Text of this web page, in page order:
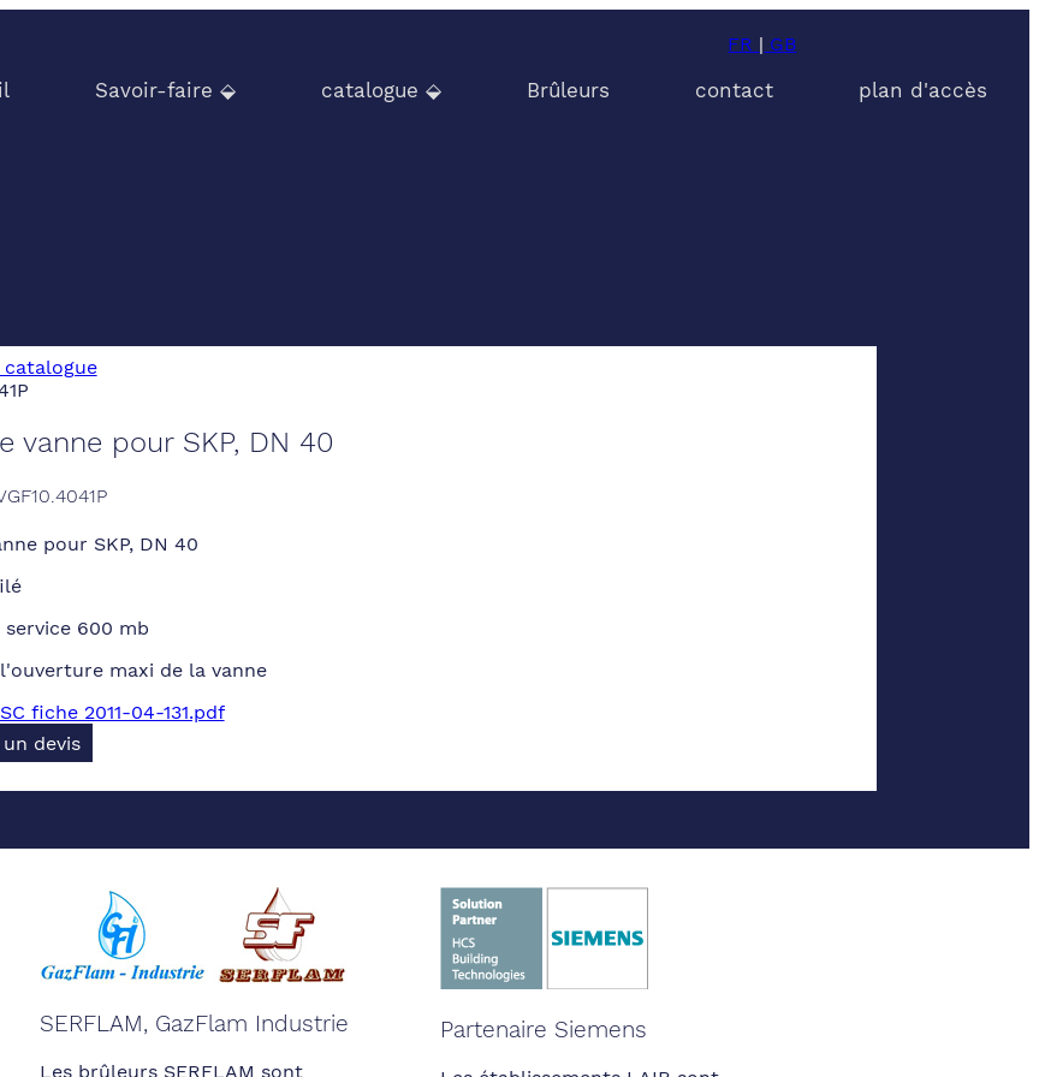
FR | GB
Savoir-faire ⬙ catalogue ⬙ Brûleurs contact plan d'accès
vanne pour SKP, DN 40
pour SKP, DN 40
service 600 mb
maxi de la vanne
fiche 2011-04-131.pdf
devis
SERFLAM, GazFlam Industrie
Les brûleurs SERFLAM sont
Partenaire Siemens